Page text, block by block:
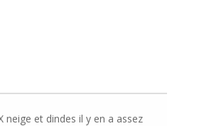
neige et dindes il y en a assez